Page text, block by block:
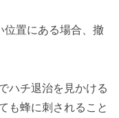
位置にある場合、撤
ハチ退治を見かける
も蜂に刺されること